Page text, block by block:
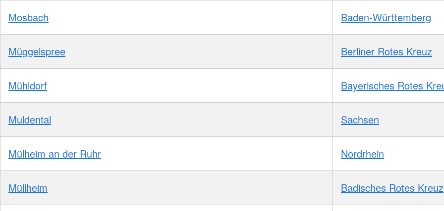
Mosbach Baden-Württemberg
Müggelspree Berliner Rotes Kreuz
Mühldorf Bayerisches Rotes
Muldental Sachsen
Mülheim an der Ruhr Nordrhein
Müllheim Badisches Rotes Kreuz